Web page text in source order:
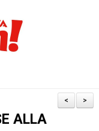
>
<
ALLA